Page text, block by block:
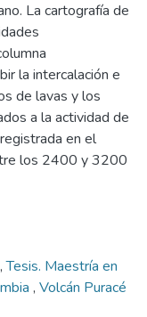
La cartografía de
la intercalación e
de lavas y los
a la actividad de
en el
los 2400 y 3200
,Tesis. Maestría en
, Volcán Puracé